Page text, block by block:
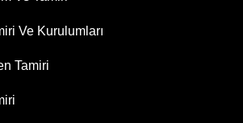
Ve Kurulumları
Tamiri